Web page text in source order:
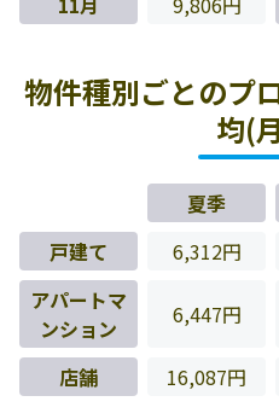
物件種別ごとのプ
均(
夏季
戸建て
6,312円
アパートマ
ンション
6,447円
店舗 16,087円